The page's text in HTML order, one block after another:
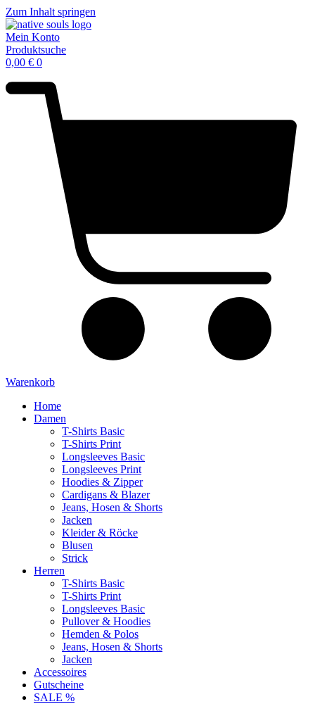
Zum Inhalt springen
Mein Konto
Produktsuche
0,00 € 0
Warenkorb
Home
Damen
T-Shirts Basic
T-Shirts Print
Longsleeves Basic
Longsleeves Print
Hoodies & Zipper
Cardigans & Blazer
Jeans, Hosen & Shorts
Jacken
Kleider & Röcke
Blusen
Strick
Herren
T-Shirts Basic
T-Shirts Print
Longsleeves Basic
Pullover & Hoodies
Hemden & Polos
Jeans, Hosen & Shorts
Jacken
Accessoires
Gutscheine
SALE %